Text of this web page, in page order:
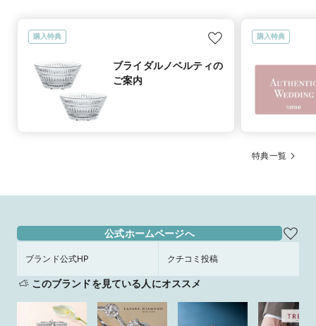
購入特典
ブライダルノベルティの
ご案内
購入特典
特典一覧
公式ホームページへ
ブランド公式HP クチコミ投稿
このブランドを見ている人にオススメ